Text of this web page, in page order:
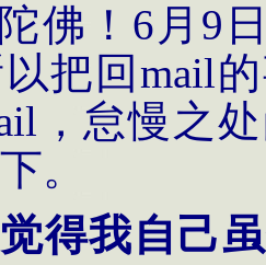
佛！ 6 月 9
把回 mail
，怠慢之
。
得我自己